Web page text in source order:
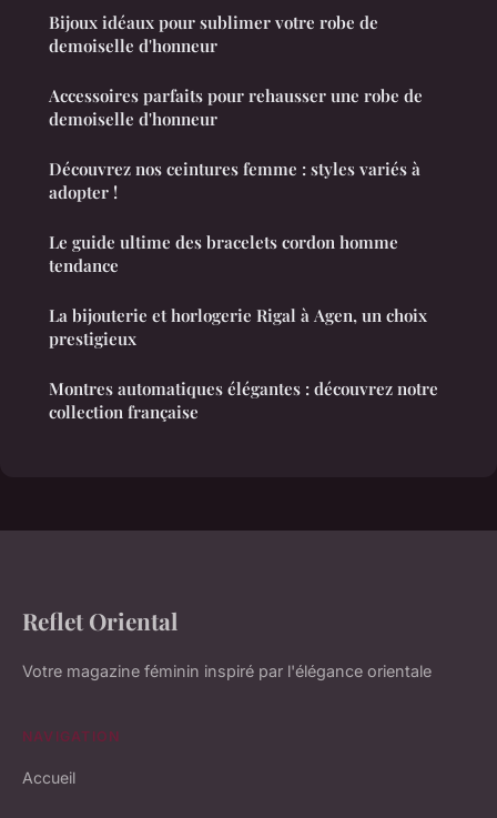
Bijoux idéaux pour sublimer votre robe de
demoiselle d'honneur
Accessoires parfaits pour rehausser une robe de
demoiselle d'honneur
Découvrez nos ceintures femme : styles variés à
adopter !
Le guide ultime des bracelets cordon homme
tendance
La bijouterie et horlogerie Rigal à Agen, un choix
prestigieux
Montres automatiques élégantes : découvrez notre
collection française
Reflet Oriental
Votre magazine féminin inspiré par l'élégance orientale
NAVIGATION
Accueil